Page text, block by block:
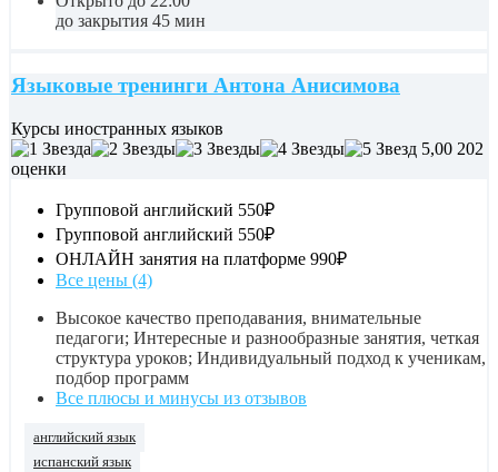
до закрытия 45 мин
Языковые тренинги Антона Анисимова
Курсы иностранных языков
5,00 202
оценки
Групповой английский 550₽
Групповой английский 550₽
ОНЛАЙН занятия на платформе 990₽
Все цены (4)
Высокое качество преподавания, внимательные
педагоги; Интересные и разнообразные занятия, четкая
структура уроков; Индивидуальный подход к ученикам,
подбор программ
Все плюсы и минусы из отзывов
английский язык
испанский язык